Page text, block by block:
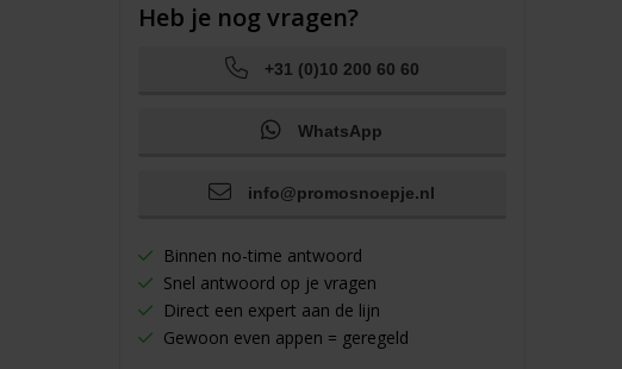
Heb je nog vragen?
+31 (0)10 200 60 60
WhatsApp
info@promosnoepje.nl
Binnen no-time antwoord
Snel antwoord op je vragen
Direct een expert aan de lijn
Gewoon even appen = geregeld